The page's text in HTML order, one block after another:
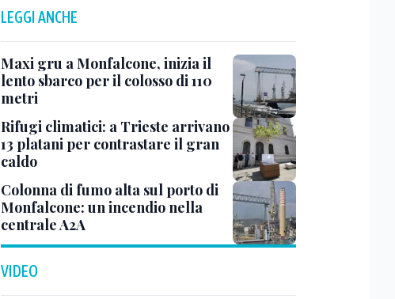
LEGGI ANCHE
Maxi gru a Monfalcone, inizia il
lento sbarco per il colosso di 110
metri
Rifugi climatici: a Trieste arrivano
13 platani per contrastare il gran
caldo
Colonna di fumo alta sul porto di
Monfalcone: un incendio nella
centrale A2A
VIDEO